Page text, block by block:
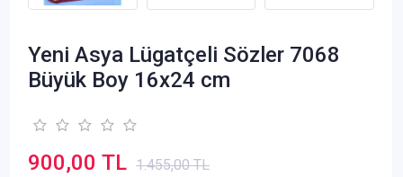
Yeni Asya Lügatçeli Sözler 7068
Büyük Boy 16x24 cm
900,00 TL 1.455,00 TL